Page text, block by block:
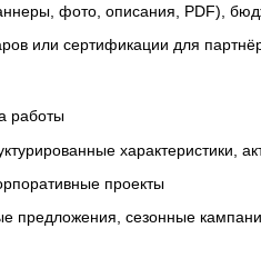
фото, описания, PDF),
или сертификации для
работы
характеристики,
проекты
предложения, сезонные